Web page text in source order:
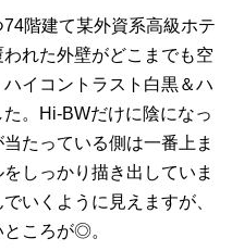
階建て某外資系高級ホテ
れた外壁がどこまでも空
イコントラスト白黒＆ハ
。Hi-BWだけに陰になっ
たっている側は一番上ま
しっかり描き出していま
いくように見えますが、
ころが◎。